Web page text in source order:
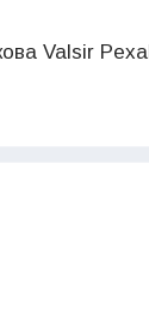
Valsir Pexal